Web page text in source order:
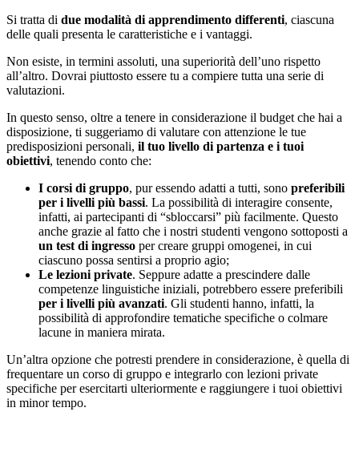
Si tratta di due modalità di apprendimento differenti, ciascuna
delle quali presenta le caratteristiche e i vantaggi.
Non esiste, in termini assoluti, una superiorità dell’uno rispetto
all’altro. Dovrai piuttosto essere tu a compiere tutta una serie di
valutazioni.
In questo senso, oltre a tenere in considerazione il budget che hai a
disposizione, ti suggeriamo di valutare con attenzione le tue
predisposizioni personali, il tuo livello di partenza e i tuoi
obiettivi, tenendo conto che:
I corsi di gruppo, pur essendo adatti a tutti, sono preferibili
per i livelli più bassi. La possibilità di interagire consente,
infatti, ai partecipanti di “sbloccarsi” più facilmente. Questo
anche grazie al fatto che i nostri studenti vengono sottoposti a
un test di ingresso per creare gruppi omogenei, in cui
ciascuno possa sentirsi a proprio agio;
Le lezioni private. Seppure adatte a prescindere dalle
competenze linguistiche iniziali, potrebbero essere preferibili
per i livelli più avanzati. Gli studenti hanno, infatti, la
possibilità di approfondire tematiche specifiche o colmare
lacune in maniera mirata.
Un’altra opzione che potresti prendere in considerazione, è quella di
frequentare un corso di gruppo e integrarlo con lezioni private
specifiche per esercitarti ulteriormente e raggiungere i tuoi obiettivi
in minor tempo.